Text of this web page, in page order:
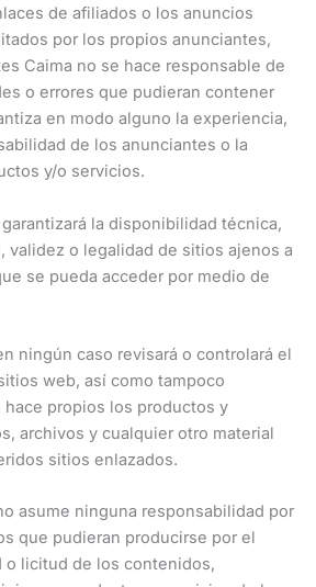
de afiliados o los anuncios
por los propios anunciantes,
Caima no se hace responsable de
o errores que pudieran contener
en modo alguno la experiencia,
de los anunciantes o la
y/o servicios.
la disponibilidad técnica,
validez o legalidad de sitios ajenos a
se pueda acceder por medio de
ningún caso revisará o controlará el
web, así como tampoco
hace propios los productos y
archivos y cualquier otro material
sitios enlazados.
asume ninguna responsabilidad por
que pudieran producirse por el
o licitud de los contenidos,